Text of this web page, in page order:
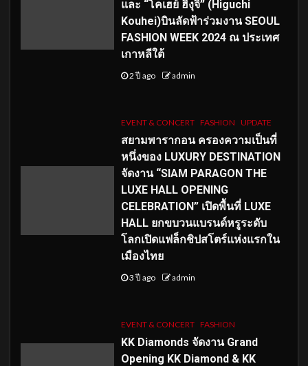
และ “โคเฮย์ ฮิงุจิ” (Higuchi
Kouhei)บินลัดฟ้าร่วมงาน SEOUL
FASHION WEEK 2024 ณ ประเทศ
เกาหลีใต้
2 ปี ago admin
EVENT & CONCERT FASHION UPDATE
สยามพารากอน ครองความเป็นที่
หนึ่งของ LUXURY DESTINATION
จัดงาน “SIAM PARAGON THE
LUXE HALL OPENING
CELEBRATION” เปิดพื้นที่ LUXE
HALL ยกขบวนแบรนด์หรูระดับ
โลกเปิดแฟล็กชิปสโตร์แห่งแรกใน
เมืองไทย
3 ปี ago admin
EVENT & CONCERT FASHION
KK Diamonds จัดงาน Grand
Opening KK Diamond & KK